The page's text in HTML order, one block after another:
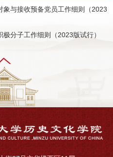
象与接收预备党员工作细则（2023
分子工作细则（2023版试行）